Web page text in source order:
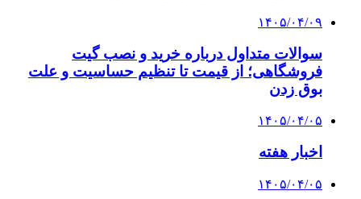
۱۴۰۵/۰۴/۰۹
سوالات متداول درباره خرید و نصب گیت
فروشگاهی؛ از قیمت تا تنظیم حساسیت و علت
بوق زدن
۱۴۰۵/۰۴/۰۵
اخبار هفته
۱۴۰۵/۰۴/۰۵